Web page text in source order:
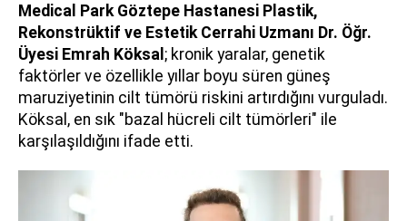
Medical Park Göztepe Hastanesi Plastik,
Rekonstrüktif ve Estetik Cerrahi Uzmanı Dr. Öğr.
Üyesi Emrah Köksal ; kronik yaralar, genetik
faktörler ve özellikle yıllar boyu süren güneş
maruziyetinin cilt tümörü riskini artırdığını vurguladı.
Köksal, en sık "bazal hücreli cilt tümörleri" ile
karşılaşıldığını ifade etti.